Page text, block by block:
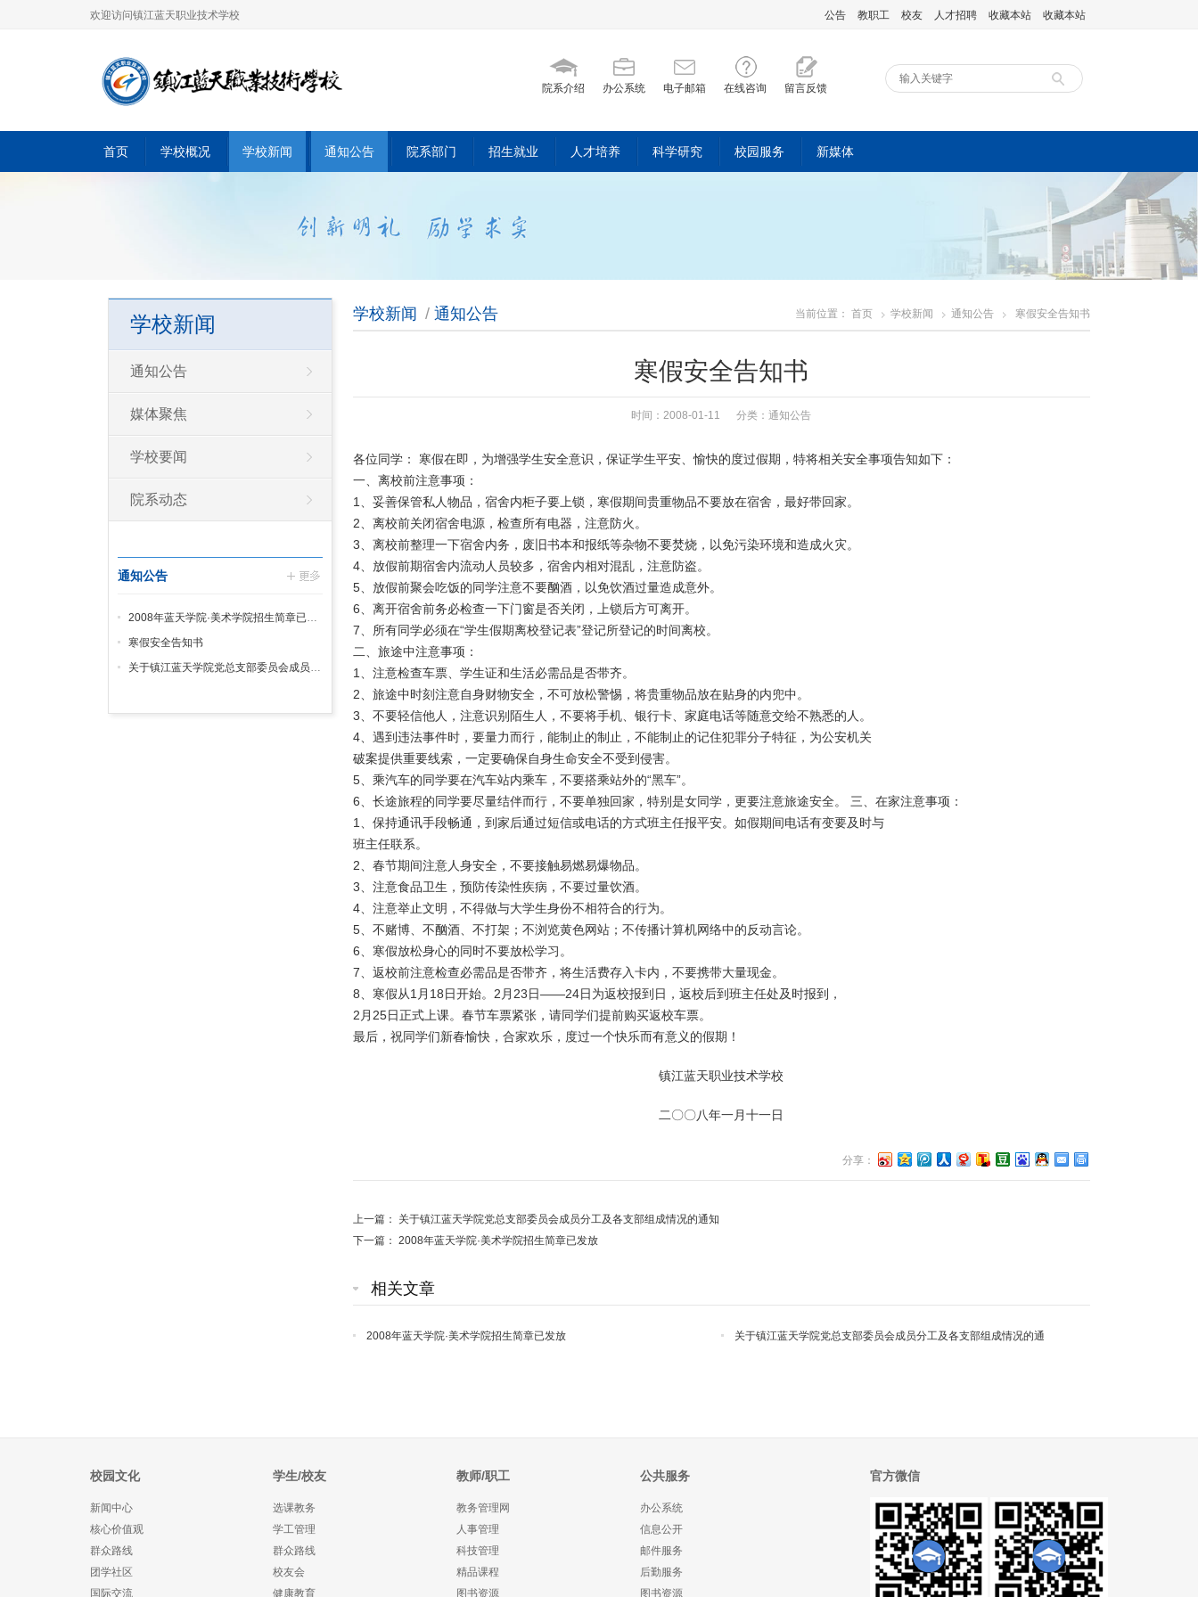
欢迎访问镇江蓝天职业技术学校 公告 教职工 校友 人才招聘 收藏本站 收藏本站
留言反馈
在线咨询
电子邮箱
办公系统
院系介绍
首页 学校概况 学校新闻 通知公告 院系部门 招生就业 人才培养 科学研究 校园服务 新媒体
学校新闻 / 通知公告 当前位置：首页 学校新闻 通知公告 寒假安全告知书
寒假安全告知书
时间：2008-01-11 分类：通知公告
各位同学： 寒假在即，为增强学生安全意识，保证学生平安、愉快的度过假期，特将相关安全事项告知如下：
一、离校前注意事项：
1、妥善保管私人物品，宿舍内柜子要上锁，寒假期间贵重物品不要放在宿舍，最好带回家。
2、离校前关闭宿舍电源，检查所有电器，注意防火。
3、离校前整理一下宿舍内务，废旧书本和报纸等杂物不要焚烧，以免污染环境和造成火灾。
4、放假前期宿舍内流动人员较多，宿舍内相对混乱，注意防盗。
5、放假前聚会吃饭的同学注意不要酗酒，以免饮酒过量造成意外。
6、离开宿舍前务必检查一下门窗是否关闭，上锁后方可离开。
7、所有同学必须在“学生假期离校登记表”登记所登记的时间离校。
二、旅途中注意事项：
1、注意检查车票、学生证和生活必需品是否带齐。
2、旅途中时刻注意自身财物安全，不可放松警惕，将贵重物品放在贴身的内兜中。
3、不要轻信他人，注意识别陌生人，不要将手机、银行卡、家庭电话等随意交给不熟悉的人。
4、遇到违法事件时，要量力而行，能制止的制止，不能制止的记住犯罪分子特征，为公安机关
破案提供重要线索，一定要确保自身生命安全不受到侵害。
5、乘汽车的同学要在汽车站内乘车，不要搭乘站外的“黑车”。
6、长途旅程的同学要尽量结伴而行，不要单独回家，特别是女同学，更要注意旅途安全。 三、在家注意事项：
1、保持通讯手段畅通，到家后通过短信或电话的方式班主任报平安。如假期间电话有变要及时与
班主任联系。
2、春节期间注意人身安全，不要接触易燃易爆物品。
3、注意食品卫生，预防传染性疾病，不要过量饮酒。
4、注意举止文明，不得做与大学生身份不相符合的行为。
5、不赌博、不酗酒、不打架；不浏览黄色网站；不传播计算机网络中的反动言论。
6、寒假放松身心的同时不要放松学习。
7、返校前注意检查必需品是否带齐，将生活费存入卡内，不要携带大量现金。
8、寒假从1月18日开始。2月23日——24日为返校报到日，返校后到班主任处及时报到，
2月25日正式上课。春节车票紧张，请同学们提前购买返校车票。
最后，祝同学们新春愉快，合家欢乐，度过一个快乐而有意义的假期！
镇江蓝天职业技术学校
二〇〇八年一月十一日
分享：
上一篇： 关于镇江蓝天学院党总支部委员会成员分工及各支部组成情况的通知
下一篇： 2008年蓝天学院·美术学院招生简章已发放
相关文章
2008年蓝天学院·美术学院招生简章已发放
关于镇江蓝天学院党总支部委员会成员分工及各支部组成情况的通
学校新闻
通知公告
媒体聚焦
学校要闻
院系动态
通知公告
2008年蓝天学院·美术学院招生简章已发放
寒假安全告知书
关于镇江蓝天学院党总支部委员会成员分工及各支部组成情况的通知
校园文化
新闻中心
核心价值观
群众路线
团学社区
国际交流
学生/校友
选课教务
学工管理
群众路线
校友会
健康教育
教师/职工
教务管理网
人事管理
科技管理
精品课程
图书资源
公共服务
办公系统
信息公开
邮件服务
后勤服务
图书资源
官方微信